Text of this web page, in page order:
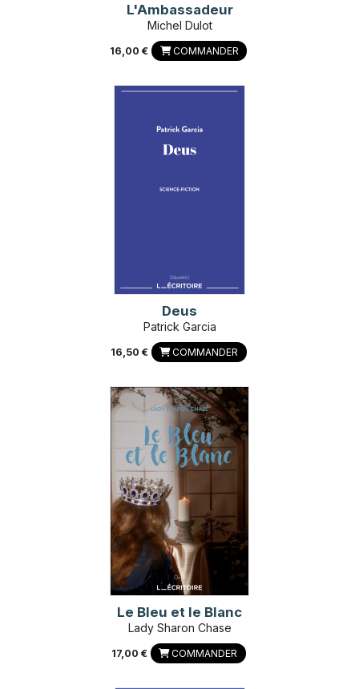
L'Ambassadeur
Michel Dulot
16,00 € COMMANDER
Deus
Patrick Garcia
16,50 € COMMANDER
Le Bleu et le Blanc
Lady Sharon Chase
17,00 € COMMANDER